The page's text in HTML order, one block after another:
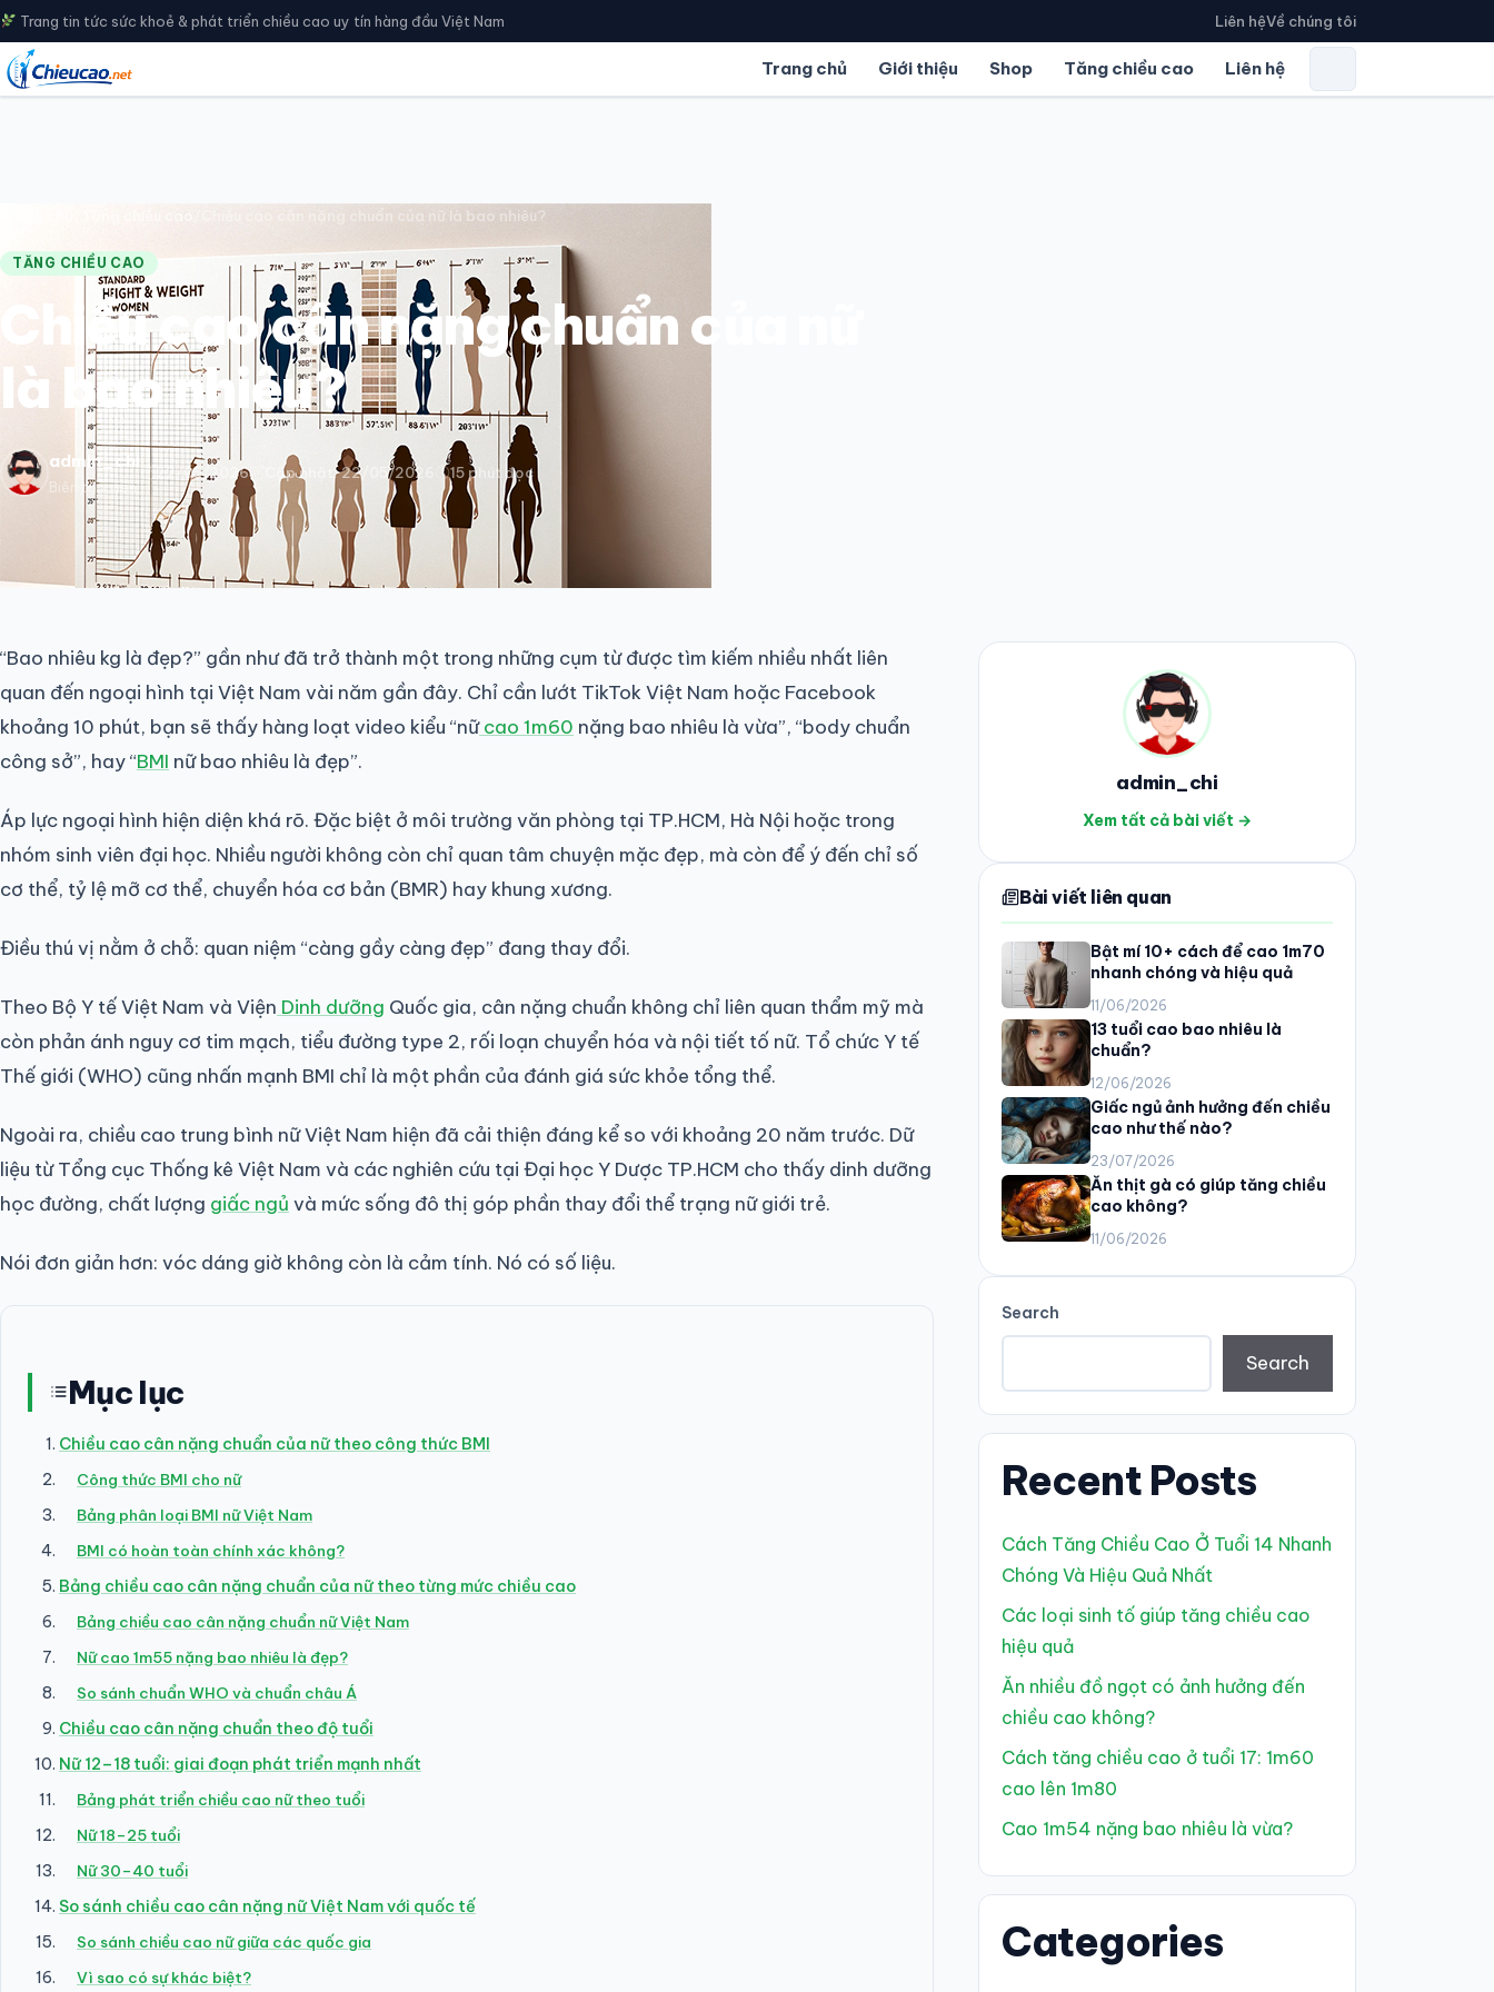
Bỏ qua, đến nội dung chính
Trang tin tức sức khoẻ & phát triển chiều cao uy tín hàng đầu Việt Nam Liên hệVề chúng tôi
Trang chủ Giới thiệu Shop Tăng chiều cao Liên hệ
Chiều cao cân nặng chuẩn của nữ là bao nhiêu?
TĂNG CHIỀU CAO
Chiều cao cân nặng chuẩn của nữ
là bao nhiêu?
admin_chi
Biên tập viên
22/05/2026 Cập nhật: 22/05/2026 15 phút đọc
“Bao nhiêu kg là đẹp?” gần như đã trở thành một trong những cụm từ được tìm kiếm nhiều nhất liên
quan đến ngoại hình tại Việt Nam vài năm gần đây. Chỉ cần lướt TikTok Việt Nam hoặc Facebook
khoảng 10 phút, bạn sẽ thấy hàng loạt video kiểu “nữcao 1m60 nặng bao nhiêu là vừa”, “body chuẩn
công sở”, hay “BMI nữ bao nhiêu là đẹp”.
Áp lực ngoại hình hiện diện khá rõ. Đặc biệt ở môi trường văn phòng tại TP.HCM, Hà Nội hoặc trong
nhóm sinh viên đại học. Nhiều người không còn chỉ quan tâm chuyện mặc đẹp, mà còn để ý đến chỉ số
cơ thể, tỷ lệ mỡ cơ thể, chuyển hóa cơ bản (BMR) hay khung xương.
Điều thú vị nằm ở chỗ: quan niệm “càng gầy càng đẹp” đang thay đổi.
Theo Bộ Y tế Việt Nam và Viện Dinh dưỡng Quốc gia, cân nặng chuẩn không chỉ liên quan thẩm mỹ mà
còn phản ánh nguy cơ tim mạch, tiểu đường type 2, rối loạn chuyển hóa và nội tiết tố nữ. Tổ chức Y tế
Thế giới (WHO) cũng nhấn mạnh BMI chỉ là một phần của đánh giá sức khỏe tổng thể.
Ngoài ra, chiều cao trung bình nữ Việt Nam hiện đã cải thiện đáng kể so với khoảng 20 năm trước. Dữ
liệu từ Tổng cục Thống kê Việt Nam và các nghiên cứu tại Đại học Y Dược TP.HCM cho thấy dinh dưỡng
học đường, chất lượng giấc ngủ và mức sống đô thị góp phần thay đổi thể trạng nữ giới trẻ.
Nói đơn giản hơn: vóc dáng giờ không còn là cảm tính. Nó có số liệu.
Mục lục
Chiều cao cân nặng chuẩn của nữ theo công thức BMI
Công thức BMI cho nữ
Bảng phân loại BMI nữ Việt Nam
BMI có hoàn toàn chính xác không?
Bảng chiều cao cân nặng chuẩn của nữ theo từng mức chiều cao
Bảng chiều cao cân nặng chuẩn nữ Việt Nam
Nữ cao 1m55 nặng bao nhiêu là đẹp?
So sánh chuẩn WHO và chuẩn châu Á
Chiều cao cân nặng chuẩn theo độ tuổi
Nữ 12–18 tuổi: giai đoạn phát triển mạnh nhất
Bảng phát triển chiều cao nữ theo tuổi
Nữ 18–25 tuổi
Nữ 30–40 tuổi
So sánh chiều cao cân nặng nữ Việt Nam với quốc tế
So sánh chiều cao nữ giữa các quốc gia
Vì sao có sự khác biệt?
admin_chi
Xem tất cả bài viết →
Bài viết liên quan
Bật mí 10+ cách để cao 1m70
nhanh chóng và hiệu quả
11/06/2026
13 tuổi cao bao nhiêu là
chuẩn?
12/06/2026
Giấc ngủ ảnh hưởng đến chiều
cao như thế nào?
23/07/2026
Ăn thịt gà có giúp tăng chiều
cao không?
11/06/2026
Search
Search
Recent Posts
Cách Tăng Chiều Cao Ở Tuổi 14 Nhanh
Chóng Và Hiệu Quả Nhất
Các loại sinh tố giúp tăng chiều cao
hiệu quả
Ăn nhiều đồ ngọt có ảnh hưởng đến
chiều cao không?
Cách tăng chiều cao ở tuổi 17: 1m60
cao lên 1m80
Cao 1m54 nặng bao nhiêu là vừa?
Categories